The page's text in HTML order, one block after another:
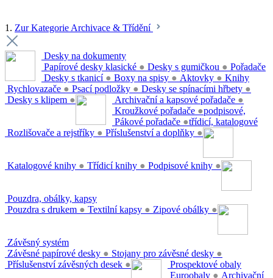
1. Zur Kategorie Archivace & Třídění
Desky na dokumenty
Papírové desky klasické ● Desky s gumičkou ●
Desky s tkanicí ● Boxy na spisy ● Aktovky ●
Rychlovazače ● Psací podložky ● Desky se spínacími hřbety ●
Desky s klipem ●
Pořadače
Archivační a kapsové pořadače ●
Kroužkové pořadače ●
Pákové pořadače ●
Rozlišovače a rejstříky ● Příslušenství a doplňky ●
Knihy
podpisové,
třídicí, katalogové
Katalogové knihy ● Třídicí knihy ● Podpisové knihy ●
Pouzdra, obálky, kapsy
Pouzdra s drukem ● Textilní kapsy ● Zipové obálky ●
Závěsný systém
Závěsné papírové desky ● Stojany pro závěsné desky ●
Příslušenství závěsných desek ●
Prospektové obaly
Euroobaly ● Archivační